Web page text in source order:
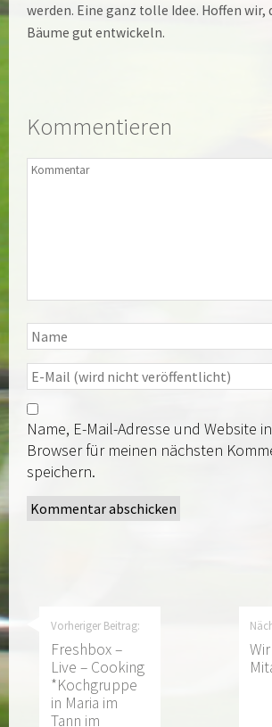
werden. Eine ganz tolle Idee. Hoffen wir,
Bäume gut entwickeln.
Kommentieren
Name, E-Mail-Adresse und Website
Browser für meinen nächsten
speichern.
Vorheriger Beitrag:
Freshbox –
Live – Cooking
*Kochgruppe
in Maria im
Tann im